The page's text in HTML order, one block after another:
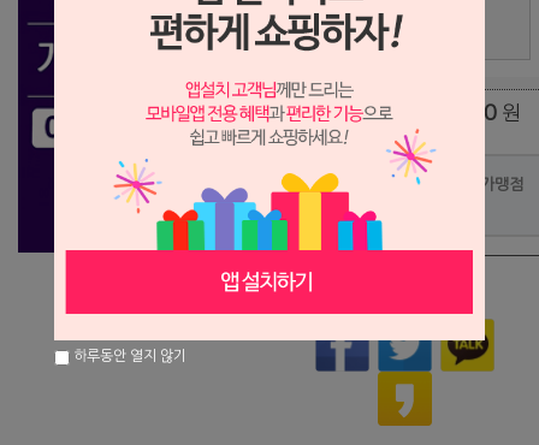
배송비 (조건)
총 상품 금액 0 원
포인트사용 가맹점
하루동안 열지 않기